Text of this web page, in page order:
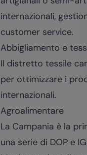
internazionali,
customer service.
Abbigliamento e
Il distretto tessile
per ottimizzare i
internazionali.
Agroalimentare
La Campania è la
una serie di DOP e